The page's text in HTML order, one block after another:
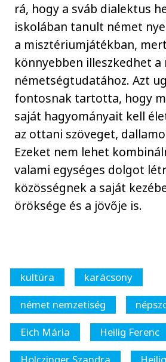
rá, hogy a sváb dialektus
iskolában tanult német
a misztériumjátékban,
könnyebben illeszkedhet
németségtudatához. Azt
fontosnak tartotta, hogy
saját hagyományait kell
az ottani szöveget,
Ezeket nem lehet
valami egységes dolgot
közösségnek a saját
öröksége és a jövője is.
kultúra
karácsony
német nemzetiség
Eich Mária
Heilig Ferenc